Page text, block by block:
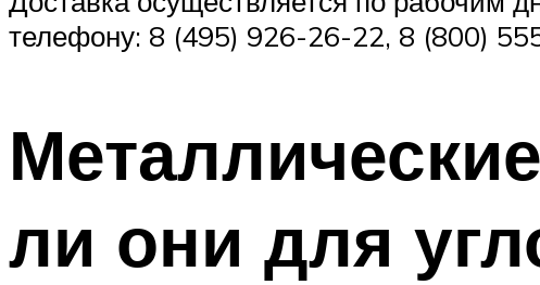
телефону: 8 (495) 926-26-22, 8 (800)
ли они для